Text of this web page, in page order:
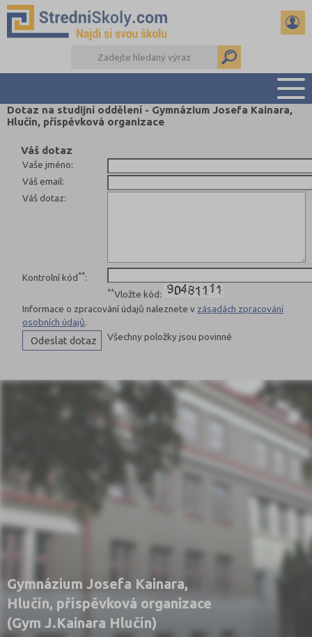
DŮLEŽITÉ TERMÍNY
REFERÁTY A SEMINÁRKY
Dotaz na studijní oddělení - Gymnázium Josefa Kainara,
Hlučín, příspěvková organizace
Váš dotaz
Vaše jméno:
Váš email:
Váš dotaz:
Kontrolní kód**:
**Vložte kód:
Informace o zpracování údajů naleznete v zásadách zpracování
osobních údajů.
Všechny položky jsou povinné
Gymnázium Josefa Kainara,
Hlučín, příspěvková organizace
(Gym J.Kainara Hlučín)